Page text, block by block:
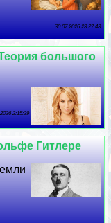
30 07 2026 23:27:43
большого
2:15:29
Гитлере